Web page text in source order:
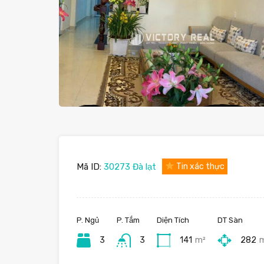
Mã ID: 30273 Đà lạt Tin xác thực
P. Ngủ
3
P. Tắm
3
Diện Tích
141 m²
DT Sàn
282